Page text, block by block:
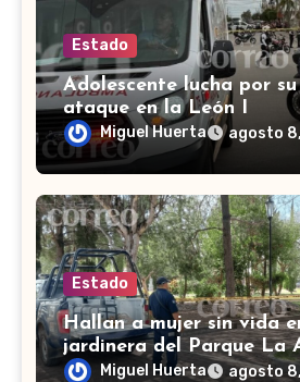
Estado
Adolescente lucha por
ataque en la León I
Miguel Huerta agosto
Estado
Hallan a mujer sin vida
jardinera del Parque La
Doctor Mora
Miguel Huerta agosto